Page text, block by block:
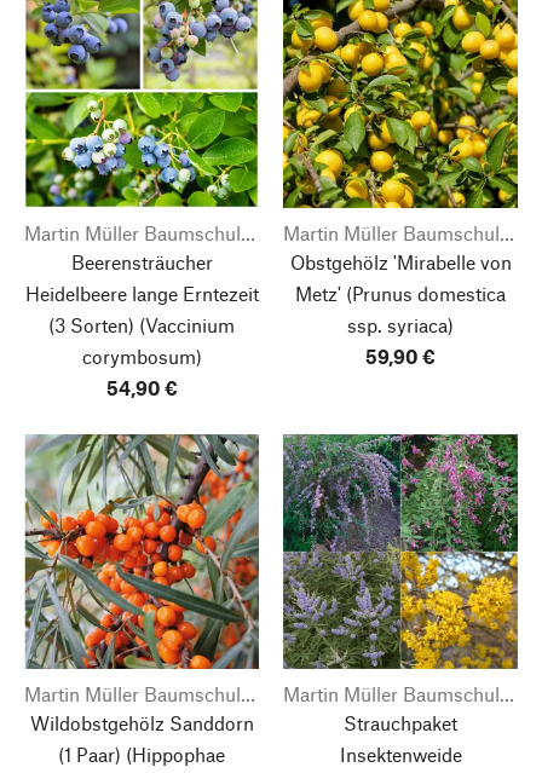
Martin Müller Baumschulen
Beerensträucher
Heidelbeere lange Erntezeit
(3 Sorten) (Vaccinium
corymbosum)
54,90 €
Martin Müller Baumschulen
Obstgehölz 'Mirabelle von
Metz' (Prunus domestica
ssp. syriaca)
59,90 €
Martin Müller Baumschulen
Wildobstgehölz Sanddorn
(1 Paar) (Hippophae
Martin Müller Baumschulen
Strauchpaket
Insektenweide